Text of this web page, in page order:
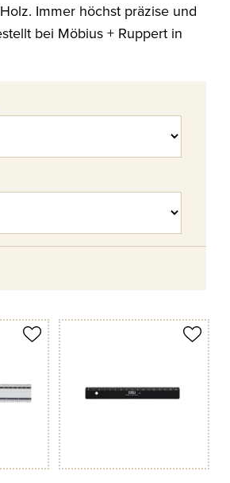
Immer höchst präzise und
bei Möbius + Ruppert in
Produkt merken